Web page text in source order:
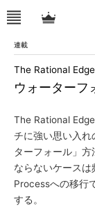
連載
ウォーターフ
The Rational Edge
The Rational
チに強い思い入れ
ターフォール」
ならないケース
Processへの移行
する。